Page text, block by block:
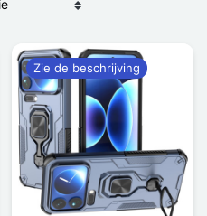
Zie de beschrijving